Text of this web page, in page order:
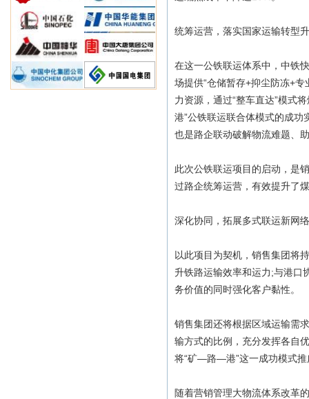
统筹运营，落实国家运输转型
在这一公铁联运体系中，中铁
场提供“仓储暂存+抑尘防冻+
力资源，通过“整车直达”模式
港”公铁联运联合体模式的成
也是路企联动破解物流难题、
此次公铁联运项目的启动，是
过路企统筹运营，有效提升了
深化协同，拓展多式联运新网络
以此项目为契机，销售集团将
升铁路运输效率和运力;与港口
务价值的同时强化客户黏性。
销售集团还将根据区域运输需
输方式的比例，充分发挥各自
将“矿—路—港”这一成功模式推
随着营销管理大物流体系改革